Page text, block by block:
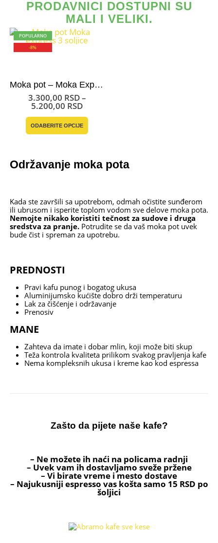
PRODAVNICI DOSTUPNI SU
MALI I VELIKI.
POPULARNO
-8%
Moka pot – Moka Express Bialetti
3.300,00 RSD–
5.200,00 RSDRaspon
od
3.300,00 RSD
ODABERITE OPCIJE
Ovaj
Opcije
mogu
stranici
proizvoda.
Održavanje moka pota
Kada ste završili sa upotrebom, odmah očistite sunđerom
ili ubrusom i isperite toplom vodom sve delove moka pota.
Nemojte nikako koristiti tečnost za sudove i druga
sredstva za pranje. Potrudite se da vaš moka pot uvek
bude čist i spreman za upotrebu.
PREDNOSTI
Pravi kafu punog i bogatog ukusa
Aluminijumsko kućište dobro drži temperaturu
Lak za čišćenje i održavanje
Prenosiv
MANE
Zahteva da imate i dobar mlin, koji može biti skup
Teža kontrola kvaliteta prilikom svakog pravljenja kafe
Nema kompleksnih ukusa i kreme kao kod espressa
Zašto da pijete naše kafe?
– Ne možete ih naći na policama radnji
– Uvek vam ih dostavljamo sveže pržene
– Vi birate vreme i mesto dostave
– Najukusniji espresso vas košta samo 15 RSD po
šoljici